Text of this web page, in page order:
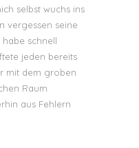
selbst wuchs ins
vergessen seine
habe schnell
jeden bereits
mit dem groben
Raum
aus Fehlern